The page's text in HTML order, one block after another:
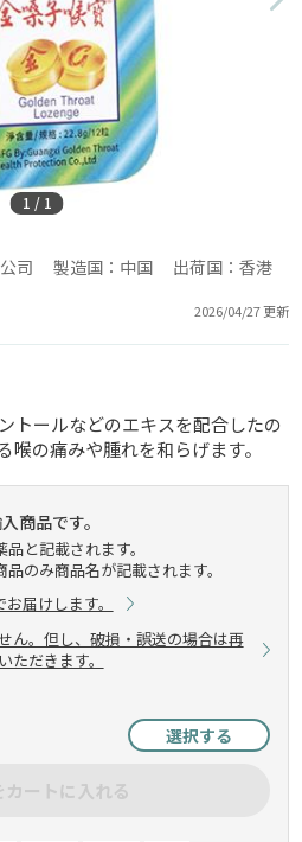
1 / 1
公司 製造国：中国 出荷国：香港
2026/04/27 更新
トールなどのエキスを配合したの
喉の痛みや腫れを和らげます。
商品です。
と記載されます。
のみ商品名が記載されます。
届けします。
ん。但し、破損・誤送の場合は再
ただきます。
選択する
カートに入れる